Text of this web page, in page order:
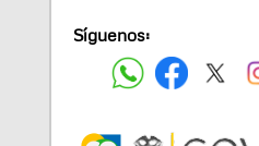
Síguenos: